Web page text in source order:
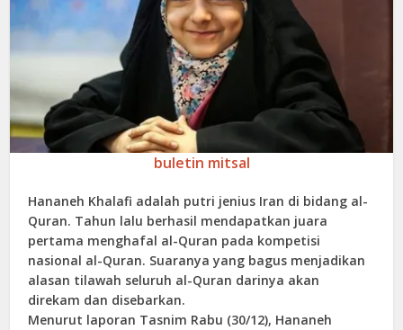
buletin mitsal
Hananeh Khalafi adalah putri jenius Iran di bidang al-
Quran. Tahun lalu berhasil mendapatkan juara
pertama menghafal al-Quran pada kompetisi
nasional al-Quran. Suaranya yang bagus menjadikan
alasan tilawah seluruh al-Quran darinya akan
direkam dan disebarkan.
Menurut laporan Tasnim Rabu (30/12), Hananeh